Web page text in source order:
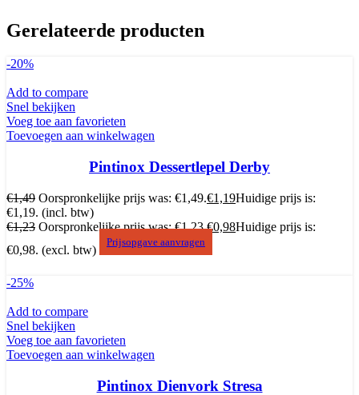
Gerelateerde producten
-20%
Add to compare
Snel bekijken
Voeg toe aan favorieten
Toevoegen aan winkelwagen
Pintinox Dessertlepel Derby
€1,49 Oorspronkelijke prijs was: €1,49.€1,19Huidige prijs is:
€1,19. (incl. btw)
€1,23 Oorspronkelijke prijs was: €1,23.€0,98Huidige prijs is:
€0,98. (excl. btw)
Prijsopgave aanvragen
-25%
Add to compare
Snel bekijken
Voeg toe aan favorieten
Toevoegen aan winkelwagen
Pintinox Dienvork Stresa